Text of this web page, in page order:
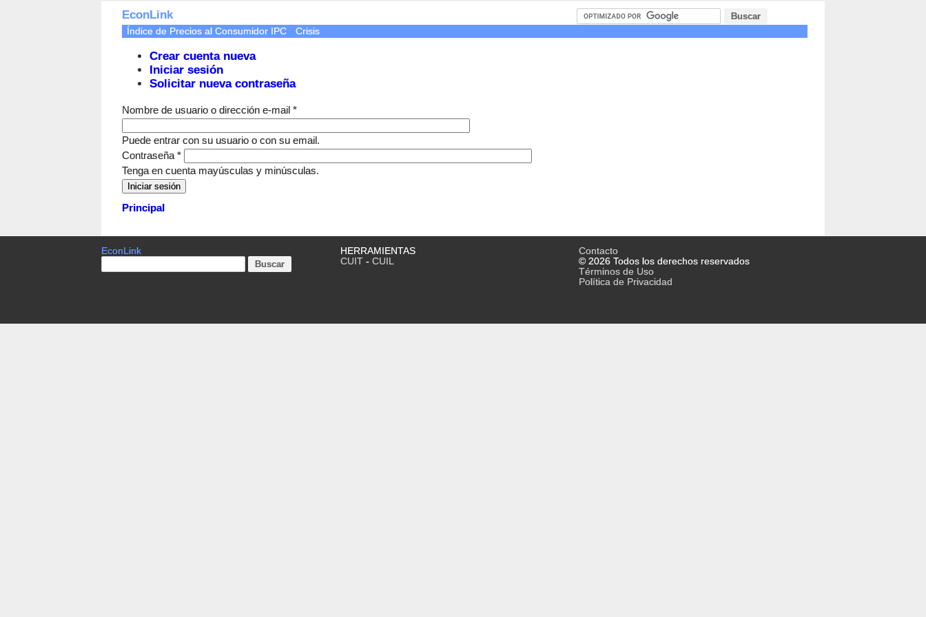
EconLink
Crear cuenta nueva
Iniciar sesión
Solicitar nueva contraseña
Índice de Precios al Consumidor IPC Crisis
Nombre de usuario o dirección e-mail *
Puede entrar con su usuario o con su email.
Contraseña *
Tenga en cuenta mayúsculas y minúsculas.
Principal
EconLink
HERRAMIENTAS
CUIT- CUIL
Contacto
© 2026 Todos los derechos reservados
Términos de Uso
Política de Privacidad